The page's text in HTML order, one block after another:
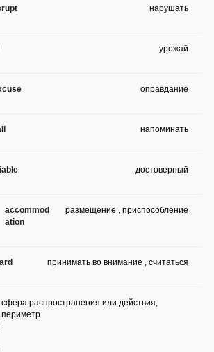
нарушать
урожай
оправдание
напоминать
достоверный
accommod
ation
размещение , приспособление
принимать во внимание , считаться
сфера распространения или действия,
периметр